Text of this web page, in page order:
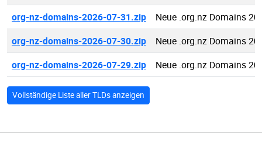
org-nz-domains-2026-07-31.zip
Neue .org.nz Domains
org-nz-domains-2026-07-30.zip
Neue .org.nz Domains
org-nz-domains-2026-07-29.zip
Neue .org.nz Domains
Vollständige Liste aller TLDs anzeigen